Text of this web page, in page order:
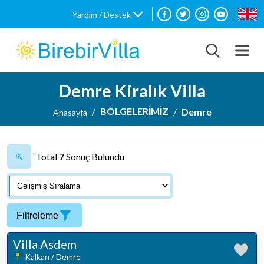
Yardım / Destek
Demre Kiralık Villa
Anasayfa BÖLGELERİMİZ Demre
Total 7Sonuç Bulundu
Filtreleme
Villa Asdem
Kalkan / Demre